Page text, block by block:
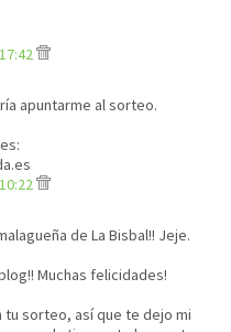
apuntarme al sorteo.
de La Bisbal!! Jeje.
Muchas felicidades!
tu sorteo, así que te dejo mi